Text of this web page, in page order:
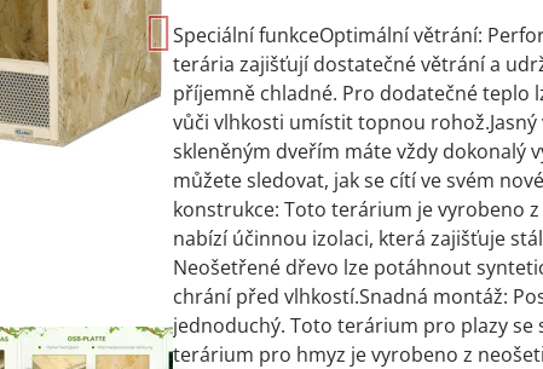
Speciální funkceOptimální větrání:
terária zajišťují dostatečné větrání a
příjemně chladné. Pro dodatečné teplo
vůči vlhkosti umístit topnou rohož.Jasný
skleněným dveřím máte vždy dokonalý
můžete sledovat, jak se cítí ve svém
konstrukce: Toto terárium je vyrobeno z
nabízí účinnou izolaci, která zajišťuje
Neošetřené dřevo lze potáhnout
chrání před vlhkostí.Snadná montáž:
jednoduchý. Toto terárium pro plazy se
terárium pro hmyz je vyrobeno z